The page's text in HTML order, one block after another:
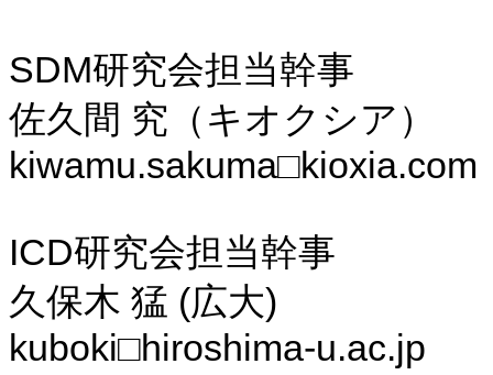
SDM研究会担当幹事
佐久間 究（キオクシア）
kiwamu.sakuma□kioxia.com
ICD研究会担当幹事
久保木 猛 (広大)
kuboki□hiroshima-u.ac.jp